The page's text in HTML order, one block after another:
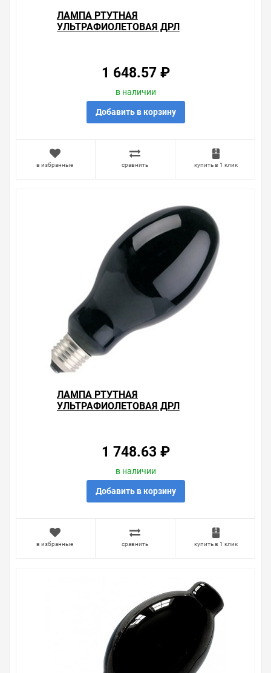
ЛАМПА РТУТНАЯ
УЛЬТРАФИОЛЕТОВАЯ ДРЛ
1 648.57 ₽
в наличии
Добавить в корзину
в избранные сравнить купить в 1 клик
ЛАМПА РТУТНАЯ
УЛЬТРАФИОЛЕТОВАЯ ДРЛ
1 748.63 ₽
в наличии
Добавить в корзину
в избранные сравнить купить в 1 клик